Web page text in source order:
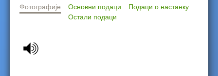
Фотографије Основни подаци
Подаци о настанку
Остали подаци